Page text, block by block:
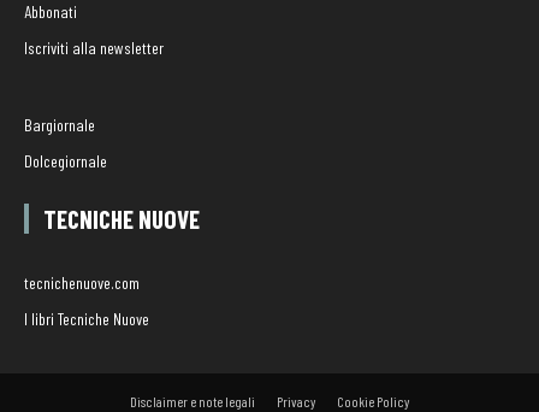
Abbonati
Iscriviti alla newsletter
Bargiornale
Dolcegiornale
TECNICHE NUOVE
tecnichenuove.com
I libri Tecniche Nuove
Disclaimer e note legali Privacy Cookie Policy